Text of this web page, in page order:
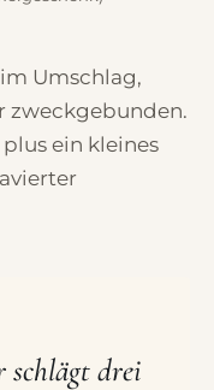
Umschlag,
zweckgebunden.
ein kleines
schlägt drei